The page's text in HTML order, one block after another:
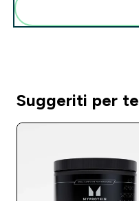
Suggeriti per te